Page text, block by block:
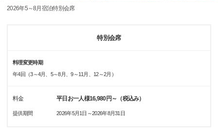
2026年5～8月宿泊特別会席
特別会席
料理変更時期
年4回（3～4月、5～8月、9～11月、12～2月）
料金 平日お一人様16,980円～（税込み）
提供期間 2026年5月1日～2026年8月31日